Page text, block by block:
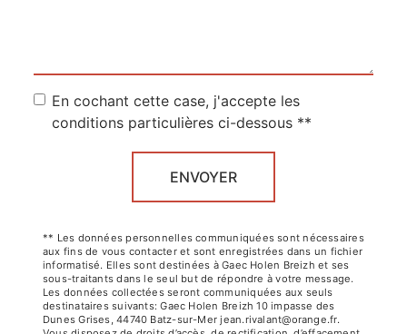
En cochant cette case, j'accepte les
conditions particulières ci-dessous **
ENVOYER
** Les données personnelles communiquées sont nécessaires
aux fins de vous contacter et sont enregistrées dans un fichier
informatisé. Elles sont destinées à Gaec Holen Breizh et ses
sous-traitants dans le seul but de répondre à votre message.
Les données collectées seront communiquées aux seuls
destinataires suivants: Gaec Holen Breizh 10 impasse des
Dunes Grises, 44740 Batz-sur-Mer jean.rivalant@orange.fr.